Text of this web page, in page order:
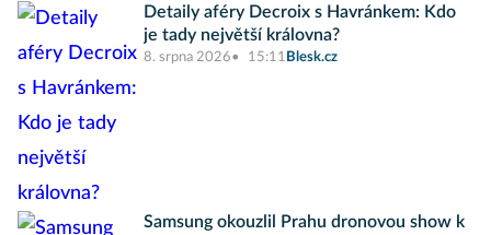
Detaily aféry Decroix s Havránkem: Kdo
je tady největší královna?
8. srpna 2026 15:11 Blesk.cz
Samsung okouzlil Prahu dronovou show k